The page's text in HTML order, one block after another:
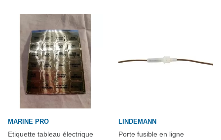
MARINE PRO
Etiquette tableau électrique
LINDEMANN
Porte fusible en ligne